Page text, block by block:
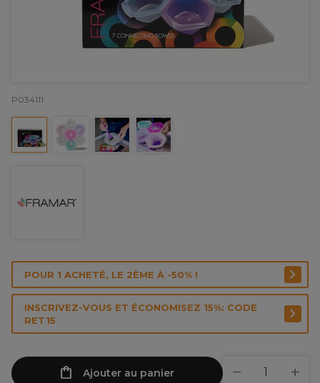
P034111
POUR 1 ACHETÉ, LE 2ÈME À -50% !
INSCRIVEZ-VOUS ET ÉCONOMISEZ 15%: CODE
RET15
Ajouter au panier